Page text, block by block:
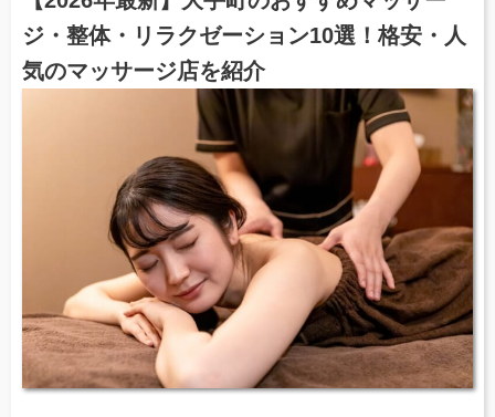
ジ・整体・リラクゼーション10選！格安・人
気のマッサージ店を紹介